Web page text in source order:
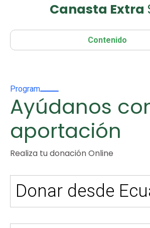
Canasta Extra
Contenido
Program
Ayúdanos
aportación
Realiza tu donación Online
Donar desde